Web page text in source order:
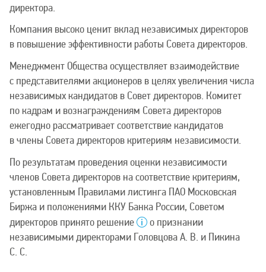
директора.
Компания высоко ценит вклад независимых директоров
в повышение эффективности работы Совета директоров.
Менеджмент Общества осуществляет взаимодействие
с представителями акционеров в целях увеличения числа
независимых кандидатов в Совет директоров. Комитет
по кадрам и вознаграждениям Совета директоров
ежегодно рассматривает соответствие кандидатов
в члены Совета директоров критериям независимости.
По результатам проведения оценки независимости
членов Совета директоров на соответствие критериям,
установленным Правилами листинга ПАО Московская
Биржа и положениями ККУ Банка России, Советом
директоров принято решение
о признании
независимыми директорами Головцова А. В. и Пикина
С. С.